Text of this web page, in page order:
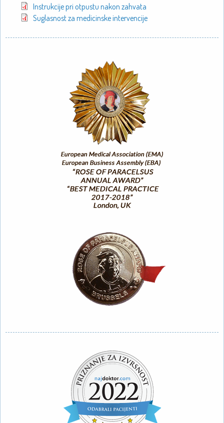
Instrukcije pri otpustu nakon zahvata
Suglasnost za medicinske intervencije